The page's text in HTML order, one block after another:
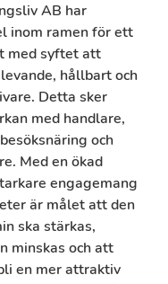
AB har
inom ramen för ett
med syftet att
hållbart och
Detta sker
med handlare,
och
Med en ökad
engagemang
är målet att den
ska stärkas,
minskas och att
en mer attraktiv